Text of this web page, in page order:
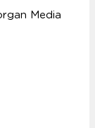
Media